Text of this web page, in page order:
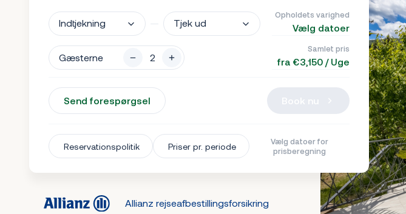
Indtjekning Tjek ud
Opholdets varighed
Vælg datoer
Gæsterne
Samlet pris
fra €3,150 / Uge
Send forespørgsel
Reservationspolitik Priser pr. periode
Vælg datoer for
prisberegning
Allianz rejseafbestillingsforsikring